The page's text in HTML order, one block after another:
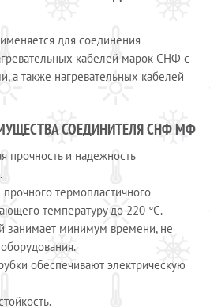
для соединения
кабелей марок СНФ с
а также нагревательных кабелей
СОЕДИНИТЕЛЯ СНФ МФ
прочность и надежность
термопластичного
температуру до 220 °С.
занимает минимум времени, не
обеспечивают электрическую